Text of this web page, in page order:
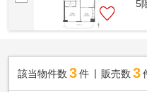
5
該当物件数 3件 販売数 3